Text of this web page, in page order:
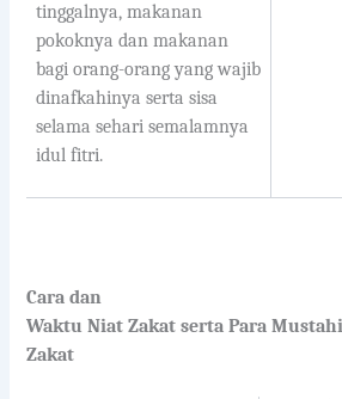
tinggalnya, makanan
pokoknya dan makanan
bagi orang-orang yang wajib
dinafkahinya serta sisa
selama sehari semalamnya
idul fitri.
Cara dan
Waktu Niat Zakat serta Para
Zakat